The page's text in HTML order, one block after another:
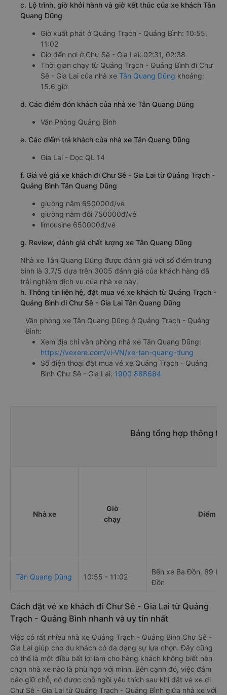
c. Lộ trình, giờ khởi hành và giờ kết thúc của xe khách Tân
Quang Dũng
Giờ xuất phát ở Quảng Trạch - Quảng Bình: 10:55,
11:02
Giờ đến nơi ở Chư Sê - Gia Lai: 02:31, 02:38
Thời gian chạy từ Quảng Trạch - Quảng Bình đi Chư
Sê - Gia Lai của nhà xe Tân Quang Dũng khoảng:
15.6 giờ
d. Các điểm đón khách của nhà xe Tân Quang Dũng
Văn Phòng Quảng Bình
e. Các điểm trả khách của nhà xe Tân Quang Dũng
Gia Lai - Dọc QL 14
f. Giá vé giá xe khách đi Chư Sê - Gia Lai từ Quảng Trạch -
Quảng Bình Tân Quang Dũng
giường nằm 650000đ/vé
giường nằm đôi 750000đ/vé
limousine 650000đ/vé
g. Review, đánh giá chất lượng xe Tân Quang Dũng
Nhà xe Tân Quang Dũng được đánh giá với số điểm trung
bình là 3.7/5 dựa trên 3005 đánh giá của khách hàng đã
trải nghiệm dịch vụ của nhà xe này.
h. Thông tin liên hệ, đặt mua vé xe khách từ Quảng Trạch -
Quảng Bình đi Chư Sê - Gia Lai Tân Quang Dũng
Văn phòng xe Tân Quang Dũng ở Quảng Trạch - Quảng
Bình:
Xem địa chỉ văn phòng nhà xe Tân Quang Dũng:
https://vexere.com/vi-VN/xe-tan-quang-dung
Số điện thoại đặt mua vé xe Quảng Trạch - Quảng
Bình Chư Sê - Gia Lai: 1900 888684
Bảng tổng hợp thông
Nhà xe
Giờ
chạy
Điểm đi
Tân Quang Dũng 10:55 - 11:02
Bến xe Ba Đồn, 69
Đồn
Cách đặt vé xe khách đi Chư Sê - Gia Lai từ Quảng
Trạch - Quảng Bình nhanh và uy tín nhất
Việc có rất nhiều nhà xe Quảng Trạch - Quảng Bình Chư Sê -
Gia Lai giúp cho du khách có đa dạng sự lựa chọn. Đây cũng
có thể là một điều bất lợi làm cho hàng khách không biết nên
chọn nhà xe nào là phù hợp với mình. Bên cạnh đó, việc đảm
bảo giữ chỗ, có được chỗ ngồi yêu thích sau khi đặt vé xe đi
Chư Sê - Gia Lai từ Quảng Trạch - Quảng Bình giữa nhà xe với